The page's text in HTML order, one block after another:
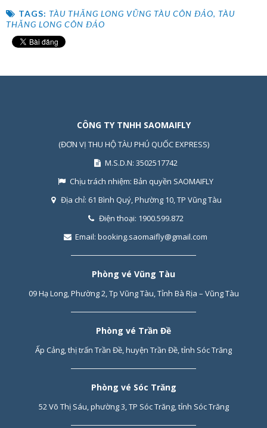
TAGS: TÀU THĂNG LONG VŨNG TÀU CÔN ĐẢO, TÀU
THĂNG LONG CÔN ĐẢO
CÔNG TY TNHH SAOMAIFLY
(ĐƠN VỊ THU HỘ TÀU PHÚ QUỐC EXPRESS)
M.S.D.N: 3502517742
Chịu trách nhiệm: Bản quyền SAOMAIFLY
Địa chỉ: 61 Bình Quý, Phường 10, TP Vũng Tàu
Điện thoại: 1900.599.872
Email: booking.saomaifly@gmail.com
Phòng vé Vũng Tàu
09 Hạ Long, Phường 2, Tp Vũng Tàu, Tỉnh Bà Rịa – Vũng Tàu
Phòng vé Trần Đề
Ấp Cảng, thị trấn Trần Đề, huyện Trần Đề, tỉnh Sóc Trăng
Phòng vé Sóc Trăng
52 Võ Thị Sáu, phường 3, TP Sóc Trăng, tỉnh Sóc Trăng